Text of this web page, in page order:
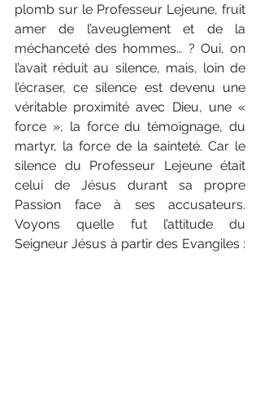
plomb sur le Professeur Lejeune, fruit
amer de l’aveuglement et de la
méchanceté des hommes… ? Oui, on
l’avait réduit au silence, mais, loin de
l’écraser, ce silence est devenu une
véritable proximité avec Dieu, une «
force », la force du témoignage, du
martyr, la force de la sainteté. Car le
silence du Professeur Lejeune était
celui de Jésus durant sa propre
Passion face à ses accusateurs.
Voyons quelle fut l’attitude du
Seigneur Jésus à partir des Evangiles :